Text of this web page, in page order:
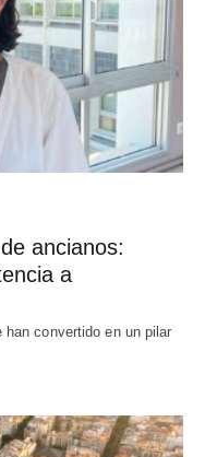
ancianos:
a
convertido en un pilar